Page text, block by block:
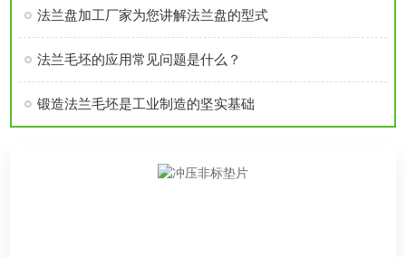
法兰盘加工厂家为您讲解法兰盘的型式
法兰毛坯的应用常见问题是什么？
锻造法兰毛坯是工业制造的坚实基础